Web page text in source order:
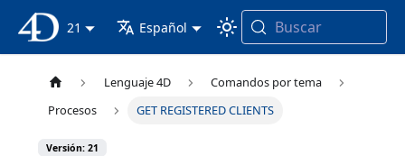
Documentación 4D
21 Español Buscar
Lenguaje 4D
Comandos por tema
Procesos
GET REGISTERED CLIENTS
Versión: 21